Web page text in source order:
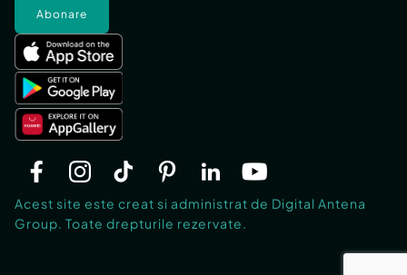
Abonare
Acest site este creat si administrat de Digital Antena
Group. Toate drepturile rezervate.